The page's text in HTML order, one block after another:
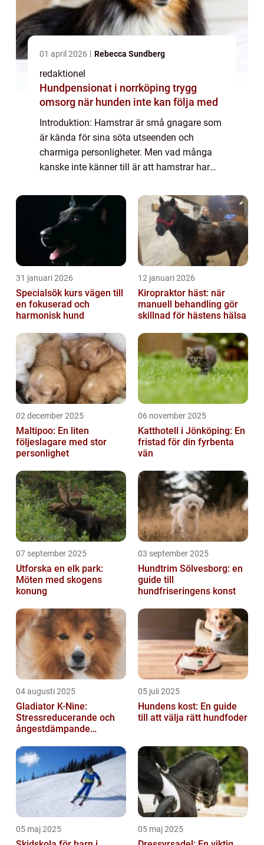
01 april 2026 Rebecca Sundberg
redaktionel
Hundpensionat i norrköping trygg
omsorg när hunden inte kan följa med
Introduktion: Hamstrar är små gnagare som
är kända för sina söta utseenden och
charmiga personligheter. Men vad många
kanske inte känner till är att hamstrar har
artikel kommer att ge en omfattande
översikt ö...
31 januari 2026
Specialsök kurs vägen till
en fokuserad och
harmonisk hund
12 januari 2026
Kiropraktor häst: när
manuell behandling gör
skillnad för hästens hälsa
02 december 2025
Maltipoo: En liten
följeslagare med stor
personlighet
06 november 2025
Katthotell i Jönköping: En
fristad för din fyrbenta
vän
07 september 2025
Utforska en elk park:
Möten med skogens
konung
03 september 2025
Hundtrim Sölvesborg: en
guide till
hundfriseringens konst
04 augusti 2025
Gladiator K-Nine:
Stressreducerande och
ångestdämpande
05 juli 2025
Hundens kost: En guide
till att välja rätt hundfoder
05 maj 2025 05 maj 2025